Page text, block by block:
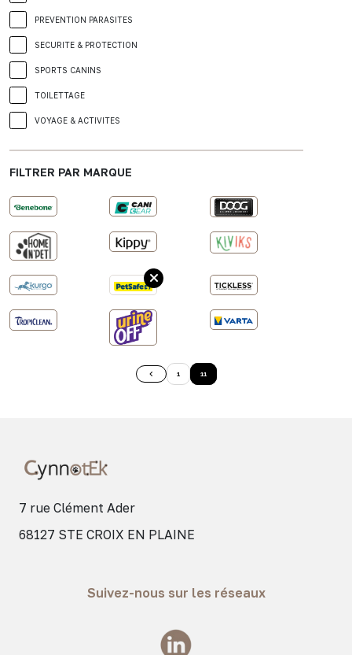
PREVENTION PARASITES
SECURITE & PROTECTION
SPORTS CANINS
TOILETTAGE
VOYAGE & ACTIVITES
FILTRER PAR MARQUE
1 11
7 rue Clément Ader
68127 STE CROIX EN PLAINE
Suivez-nous sur les réseaux